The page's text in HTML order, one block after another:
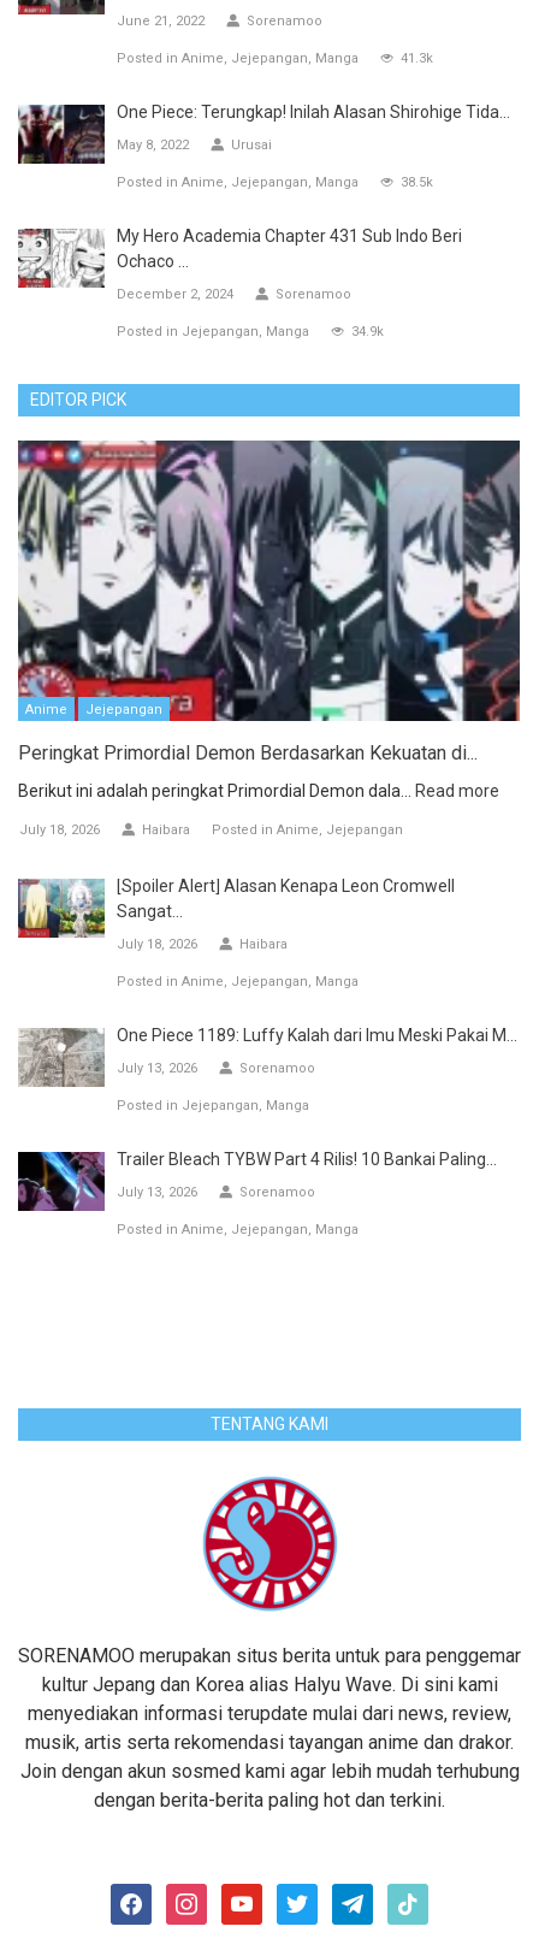
June 21, 2022 Sorenamoo
Posted in Anime Jejepangan Manga 41.3k
One Piece: Terungkap! Inilah Alasan Shirohige Tida...
May 8, 2022 Urusai
Posted in Anime Jejepangan Manga 38.5k
My Hero Academia Chapter 431 Sub Indo Beri
Ochaco ...
December 2, 2024 Sorenamoo
Posted in Jejepangan Manga 34.9k
EDITOR PICK
Anime Jejepangan
Peringkat Primordial Demon Berdasarkan Kekuatan di...
Berikut ini adalah peringkat Primordial Demon dala... Read more
July 18, 2026 Haibara Posted in Anime Jejepangan
[Spoiler Alert] Alasan Kenapa Leon Cromwell
Sangat...
July 18, 2026 Haibara
Posted in Anime Jejepangan Manga
One Piece 1189: Luffy Kalah dari Imu Meski Pakai M...
July 13, 2026 Sorenamoo
Posted in Jejepangan Manga
Trailer Bleach TYBW Part 4 Rilis! 10 Bankai Paling...
July 13, 2026 Sorenamoo
Posted in Anime Jejepangan Manga
TENTANG KAMI
SORENAMOO merupakan situs berita untuk para penggemar
kultur Jepang dan Korea alias Halyu Wave. Di sini kami
menyediakan informasi terupdate mulai dari news, review,
musik, artis serta rekomendasi tayangan anime dan drakor.
Join dengan akun sosmed kami agar lebih mudah terhubung
dengan berita-berita paling hot dan terkini.
facebookinstagramyoutubetwitter telegramtiktok